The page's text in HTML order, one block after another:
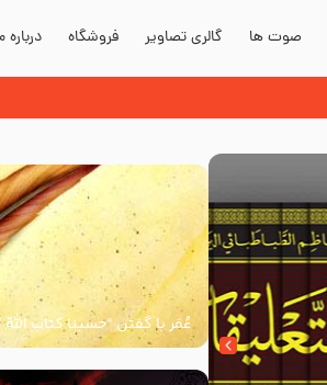
صوت ها گالری تصاویر فروشگاه درباره
عُمَر با گفتن “حسبنا كتاب
اللّه برخاست